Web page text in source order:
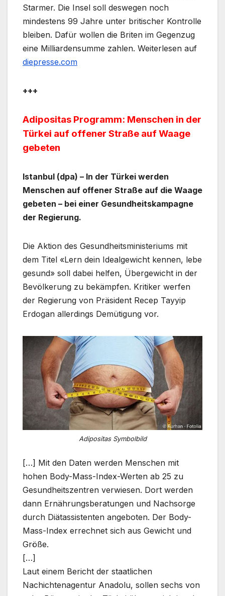
Starmer. Die Insel soll deswegen noch
mindestens 99 Jahre unter britischer Kontrolle
bleiben. Dafür wollen die Briten im Gegenzug
eine Milliardensumme zahlen. Weiterlesen auf
diepresse.com
+++
Adipositas Programm: Menschen in der
Türkei auf offener Straße auf Waage
gebeten
Istanbul (dpa) – In der Türkei werden
Menschen auf offener Straße auf die Waage
gebeten – bei einer Gesundheitskampagne
der Regierung.
Die Aktion des Gesundheitsministeriums mit
dem Titel «Lern dein Idealgewicht kennen, lebe
gesund» soll dabei helfen, Übergewicht in der
Bevölkerung zu bekämpfen. Kritiker werfen
der Regierung von Präsident Recep Tayyip
Erdogan allerdings Demütigung vor.
Adipositas Symbolbild
[…] Mit den Daten werden Menschen mit
hohen Body-Mass-Index-Werten ab 25 zu
Gesundheitszentren verwiesen. Dort werden
dann Ernährungsberatungen und Nachsorge
durch Diätassistenten angeboten. Der Body-
Mass-Index errechnet sich aus Gewicht und
Größe.
[…]
Laut einem Bericht der staatlichen
Nachichtenagentur Anadolu, sollen sechs von